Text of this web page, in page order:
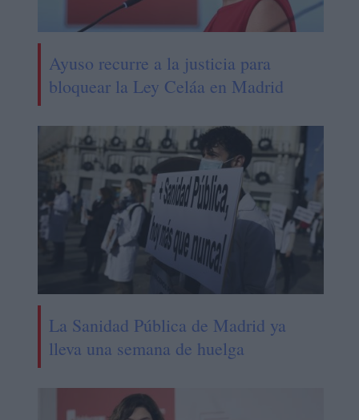
Ayuso recurre a la justicia para
bloquear la Ley Celáa en Madrid
La Sanidad Pública de Madrid ya
lleva una semana de huelga